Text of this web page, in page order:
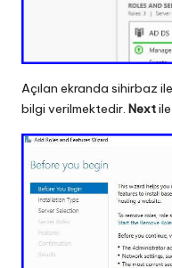
Açılan ekranda sihirbaz
bilgi verilmektedir. Next